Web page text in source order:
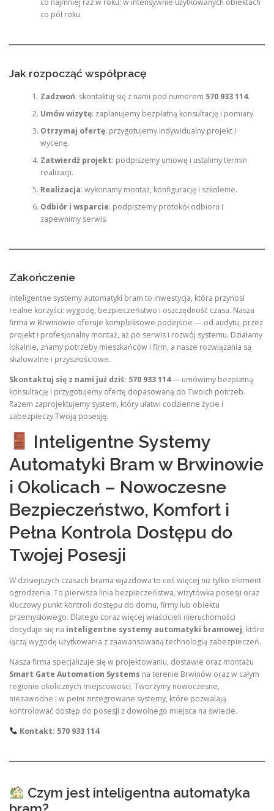
co najmniej raz w roku; w intensywnie użytkowanych obiektach
co pół roku.
Jak rozpocząć współpracę
Zadzwoń: skontaktuj się z nami pod numerem 570 933 114.
Umów wizytę: zaplanujemy bezpłatną konsultację i pomiary.
Otrzymaj ofertę: przygotujemy indywidualny projekt i
wycenę.
Zatwierdź projekt: podpiszemy umowę i ustalimy termin
realizacji.
Realizacja: wykonamy montaż, konfigurację i szkolenie.
Odbiór i wsparcie: podpiszemy protokół odbioru i
zapewnimy serwis.
Zakończenie
Inteligentne systemy automatyki bram to inwestycja, która przynosi
realne korzyści: wygodę, bezpieczeństwo i oszczędność czasu. Nasza
firma w Brwinowie oferuje kompleksowe podejście — od audytu, przez
projekt i profesjonalny montaż, aż po serwis i rozwój systemu. Działamy
lokalnie, znamy potrzeby mieszkańców i firm, a nasze rozwiązania są
skalowalne i przyszłościowe.
Skontaktuj się z nami już dziś: 570 933 114— umówimy bezpłatną
konsultację i przygotujemy ofertę dopasowaną do Twoich potrzeb.
Razem zaprojektujemy system, który ułatwi codzienne życie i
zabezpieczy Twoją posesję.
Inteligentne Systemy
Automatyki Bram w Brwinowie
i Okolicach – Nowoczesne
Bezpieczeństwo, Komfort i
Pełna Kontrola Dostępu do
Twojej Posesji
W dzisiejszych czasach brama wjazdowa to coś więcej niż tylko element
ogrodzenia. To pierwsza linia bezpieczeństwa, wizytówka posesji oraz
kluczowy punkt kontroli dostępu do domu, firmy lub obiektu
przemysłowego. Dlatego coraz więcej właścicieli nieruchomości
decyduje się na inteligentne systemy automatyki bramowej, które
łączą wygodę użytkowania z zaawansowaną technologią zabezpieczeń.
Nasza firma specjalizuje się w projektowaniu, dostawie oraz montażu
Smart Gate Automation Systems na terenie Brwinów oraz w całym
regionie okolicznych miejscowości. Tworzymy nowoczesne,
niezawodne i w pełni zintegrowane systemy, które pozwalają
kontrolować dostęp do posesji z dowolnego miejsca na świecie.
Kontakt: 570 933 114
Czym jest inteligentna automatyka